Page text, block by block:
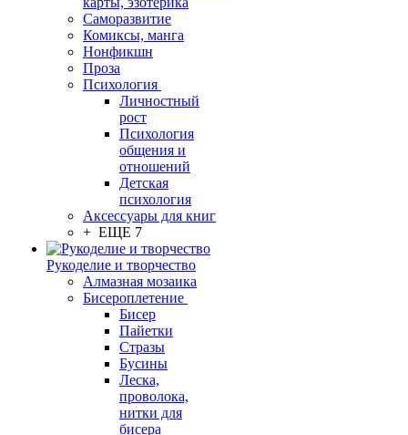
Саморазвитие
Комиксы, манга
Нонфикшн
Проза
Психология
Личностный
рост
Психология
общения и
отношений
Детская
психология
Аксессуары для книг
+ ЕЩЕ 7
Рукоделие и творчество
Алмазная мозаика
Бисероплетение
Бисер
Пайетки
Стразы
Бусины
Леска,
проволока,
нитки для
бисера